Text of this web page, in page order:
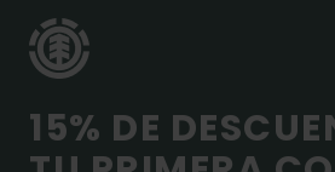
15% DE